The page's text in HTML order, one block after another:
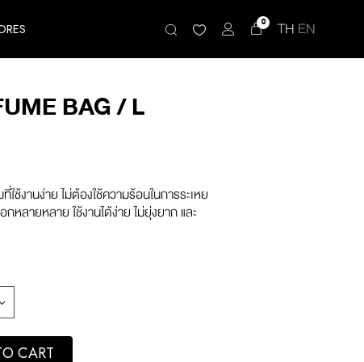
0 TH EN
BAG / L
ช้งานง่าย ไม่ต้องใช้ความร้อนในการระเหย
หลายหลาย ใช้งานได้ง่าย ไม่ยุ่งยาก และ
quantity
CART